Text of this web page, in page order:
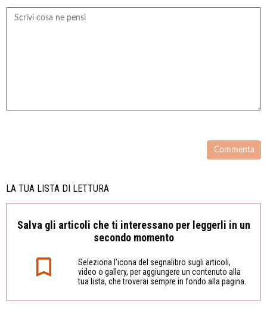
LA TUA LISTA DI LETTURA
Salva gli articoli che ti interessano per leggerli in un
secondo momento
Seleziona l’icona del segnalibro sugli articoli,
video o gallery, per aggiungere un contenuto alla
tua lista, che troverai sempre in fondo alla pagina.